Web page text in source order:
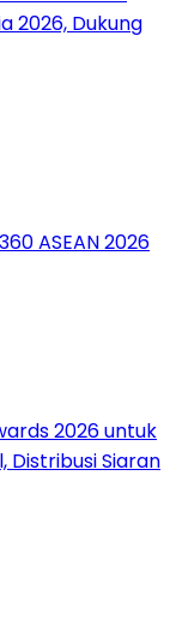
2026, Dukung
ASEAN 2026
2026 untuk
Distribusi Siaran